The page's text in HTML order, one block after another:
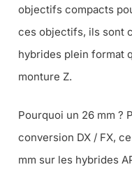
objectifs compacts
ces objectifs, ils sont
hybrides plein format
monture Z.
Pourquoi un 26 mm ?
conversion DX / FX,
mm sur les hybrides